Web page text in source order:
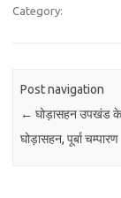
Category:
Post navigation
← घोड़ासहन उपखंड के
घोड़ासहन, पूर्बा चम्पारण